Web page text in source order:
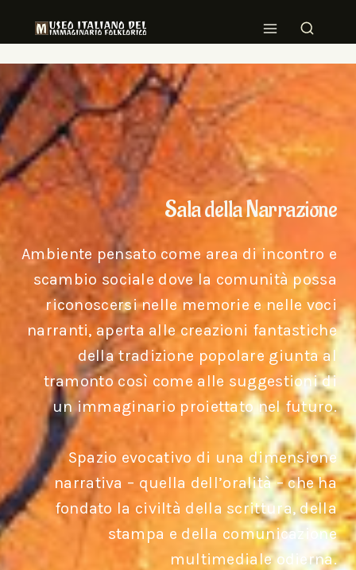
Sala della Narrazione
Ambiente pensato come area di incontro e
scambio sociale dove la comunità possa
riconoscersi nelle memorie e nelle voci
narranti, aperta alle creazioni fantastiche
della tradizione popolare giunta al
tramonto così come alle suggestioni di
un immaginario proiettato nel futuro.
Spazio evocativo di una dimensione
narrativa – quella dell’oralità – che ha
fondato la civiltà della scrittura, della
stampa e della comunicazione
multimediale odierna.